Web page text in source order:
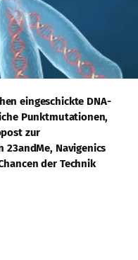
eingeschickte DNA-
Punktmutationen,
zur
Navigenics
der Technik